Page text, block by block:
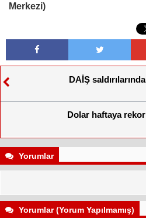
Merkezi)
DAİŞ
Dolar haftaya
Yorumlar
Yorumlar (Yorum Yapılmamış)